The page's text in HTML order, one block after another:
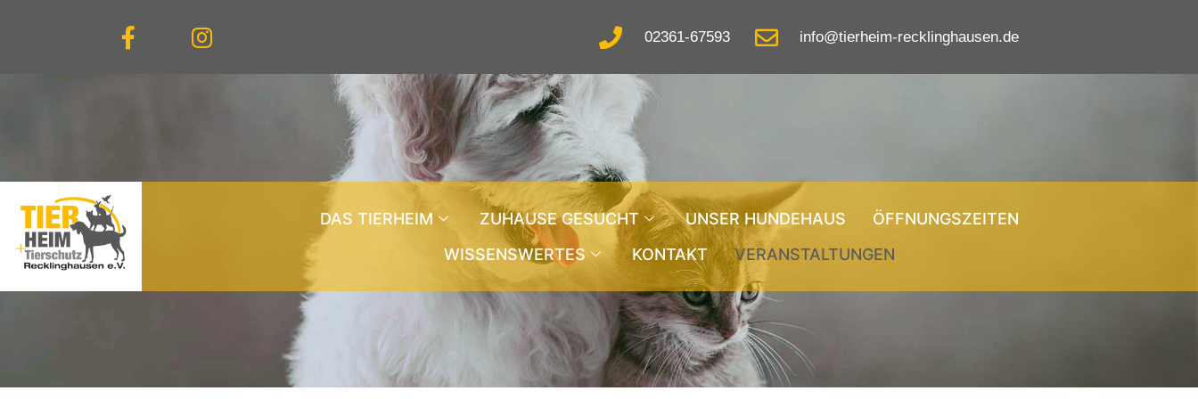
02361-67593 info@tierheim-recklinghausen.de
DAS TIERHEIM ZUHAUSE GESUCHT UNSER HUNDEHAUS
ÖFFNUNGSZEITEN
WISSENSWERTES
KONTAKT VERANSTALTUNGEN